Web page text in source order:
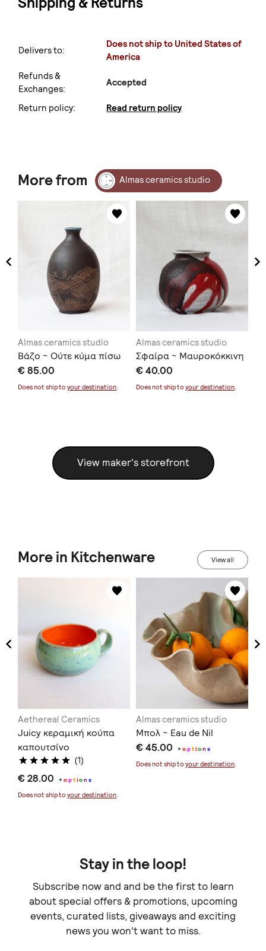
Delivers to:
Does not ship to United States of
America
Refunds &
Exchanges:
Accepted
Return policy: Read return policy
More from Almas ceramics studio
Almas ceramics studio
Βάζο ~ Ούτε κύμα πίσω
€ 85.00
Does not ship to your destination
Almas ceramics studio
Σφαίρα ~ Μαυροκόκκινη
€ 40.00
Does not ship to your destination
View maker's storefront
More in Kitchenware View all
Aethereal Ceramics
Juicy κεραμική κούπα
καπουτσίνο
(1)
€ 28.00 +option s
Does not ship to your destination.
Almas ceramics studio
Μπολ ~ Eau de Nil
€ 45.00 +option s
Does not ship to your destination
Stay in the loop!
Subscribe now and and be the first to learn
about special offers & promotions, upcoming
events, curated lists, giveaways and exciting
news you won't want to miss.